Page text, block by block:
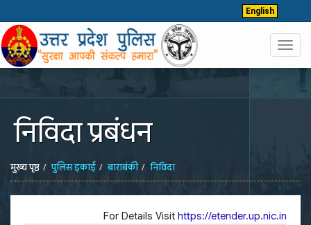
English
निविदा प्रबंधन
मुख्य पृष्ठ पुलिस इकाई बाराबंकी निविदा
For Details Visit https://etender.up.nic.in